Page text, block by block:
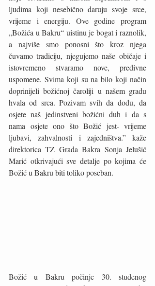
ljudima koji nesebično daruju svoje srce,
vrijeme i energiju. Ove godine program
„Božića u Bakru“ uistinu je bogat i raznolik,
a najviše smo ponosni što kroz njega
čuvamo tradiciju, njegujemo naše običaje i
istovremeno stvaramo nove, predivne
uspomene. Svima koji su na bilo koji način
doprinijeli božićnoj čaroliji u našem gradu
hvala od srca. Pozivam svih da dođu, da
osjete naš jedinstveni božićni duh i da s
nama osjete ono što Božić jest- vrijeme
ljubavi, zahvalnosti i zajedništva.” kaže
direktorica TZ Grada Bakra Sonja Jelušić
Marić otkrivajući sve detalje po kojima će
Božić u Bakru biti toliko poseban.
Božić u Bakru počinje 30. studenog